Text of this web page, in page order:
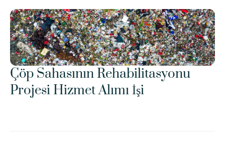
Çöp Sahasının Rehabilitasyonu
Projesi Hizmet Alımı İşi